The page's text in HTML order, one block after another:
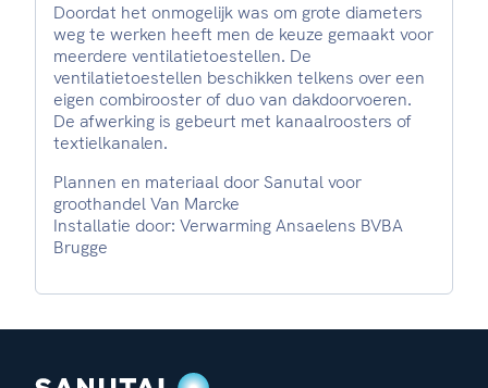
Doordat het onmogelijk was om grote diameters
weg te werken heeft men de keuze gemaakt voor
meerdere ventilatietoestellen. De
ventilatietoestellen beschikken telkens over een
eigen combirooster of duo van dakdoorvoeren.
De afwerking is gebeurt met kanaalroosters of
textielkanalen.
Plannen en materiaal door Sanutal voor
groothandel Van Marcke
Installatie door: Verwarming Ansaelens BVBA
Brugge